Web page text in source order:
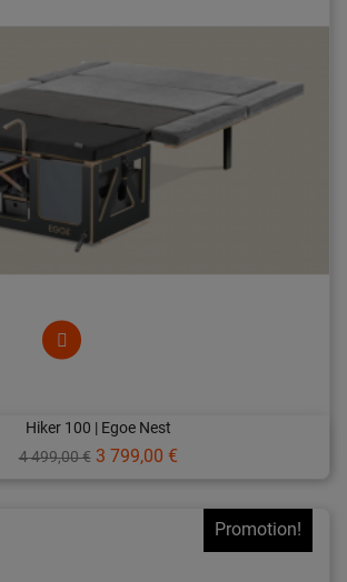
Hiker 100 | Egoe Nest
Prix
4 499,00 € Prix
3 799,00 €
Promotion!